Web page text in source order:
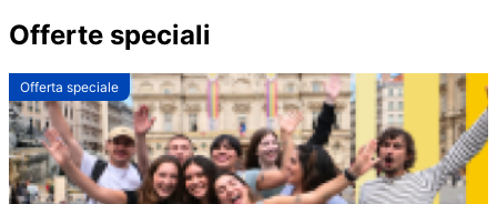
Offerte speciali
Offerta speciale